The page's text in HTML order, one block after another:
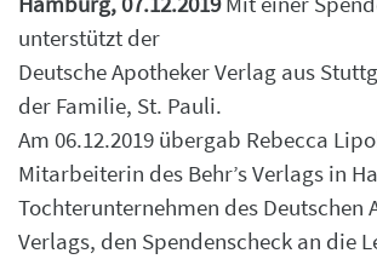
unterstützt der
Deutsche Apotheker Verlag aus
der Familie, St. Pauli.
Am 06.12.2019 übergab Rebecca
Mitarbeiterin des Behr’s Verlags in
Tochterunternehmen des Deutschen
Verlags, den Spendenscheck an die